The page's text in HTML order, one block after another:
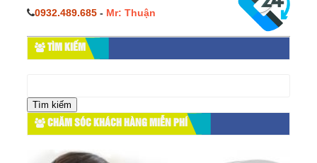
0932.489.685 - Mr: Thuận
TÌM KIẾM
cho:
CHĂM SÓC KHÁCH HÀNG MIỄN PHÍ